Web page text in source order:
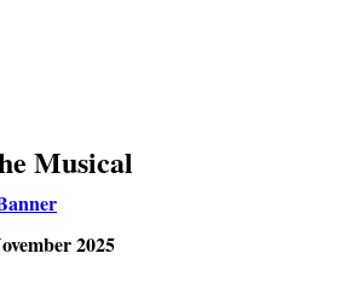
Musical
2025